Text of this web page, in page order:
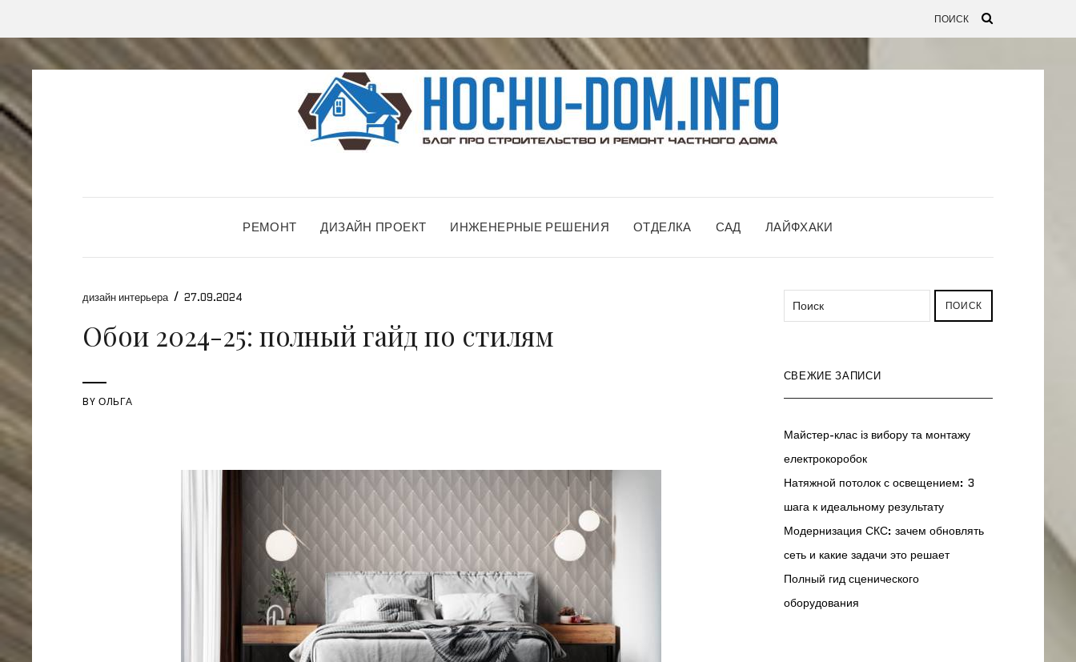
РЕМОНТ ДИЗАЙН ПРОЕКТ ИНЖЕНЕРНЫЕ РЕШЕНИЯ ОТДЕЛКА САД ЛАЙФХАКИ
дизайн интерьера / 27.09.2024
Обои 2024-25: полный гайд по стилям
BYОЛЬГА
ПОИСК
СВЕЖИЕ ЗАПИСИ
Майстер-клас із вибору та монтажу
електрокоробок
Натяжной потолок с освещением: 3
шага к идеальному результату
Модернизация СКС: зачем обновлять
сеть и какие задачи это решает
Полный гид сценического
оборудования